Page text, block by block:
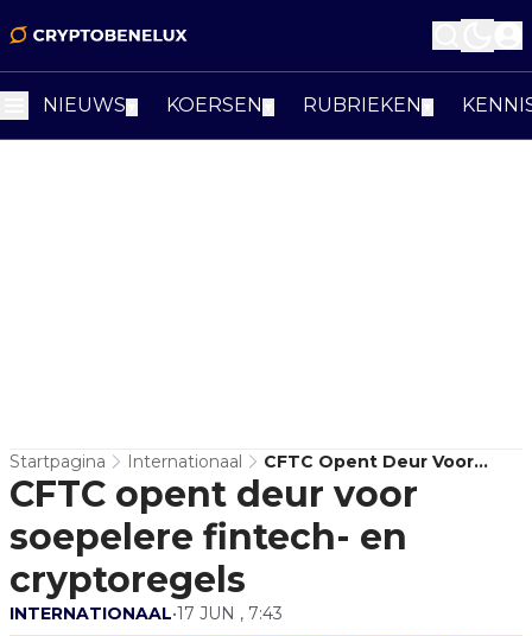
NIEUWS KOERSEN RUBRIEKEN
Startpagina Internationaal
CFTC Opent Deur Voor
Soepelere Fintech- En
Cryptoregels
CFTC opent deur voor
soepelere fintech- en
cryptoregels
INTERNATIONAAL•17 JUN , 7:43